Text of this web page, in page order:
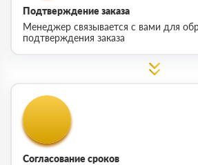
Подтверждение заказа
Менеджер связывается с вами для
подтверждения заказа
Согласование сроков